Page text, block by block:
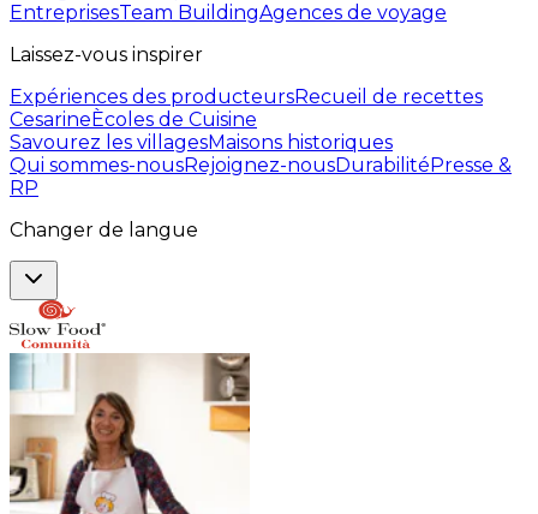
EntreprisesTeam BuildingAgences de voyage
Laissez-vous inspirer
Expériences des producteursRecueil de recettes
CesarineÈcoles de Cuisine
Savourez les villagesMaisons historiques
Qui sommes-nousRejoignez-nousDurabilitéPresse &
RP
Changer de langue